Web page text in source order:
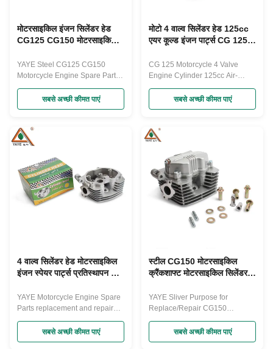
मोटरसाइकिल इंजन सिलेंडर हेड
CG125 CG150 मोटरसाइकिल
YAYE Steel CG125 CG150
Motorcycle Engine Spare Parts
Cylinder Head for High
Reliability Motorcycle parts
replacement The motorcycle
key functions: Enclosing and
sealing the combustion
seals and covers the top of the
engine cylinder block, ...
सबसे अच्छी कीमत पाएं
मोटो 4 वाल्व सिलेंडर हेड 125cc
एयर कूल्ड इंजन पार्ट्स CG 125
CG 125 Motorcycle 4 Valve
Engine Cylinder 125cc Air-
cooled Engine Parts for
Replacement The motorcycle
cylinder sleeve refers to a
engine cylinder block, typically
used to repair or replace heavily
worn engine cylinders. Its
primary function is to provide a
new inner ...
सबसे अच्छी कीमत पाएं
4 वाल्व सिलेंडर हेड मोटरसाइकिल
इंजन स्पेयर पार्ट्स प्रतिस्थापन होंडा
YAYE Motorcycle Engine Spare
Parts replacement and repair
Honda CG125 CG150 4valve
Cylinder Head Guaranteed The
motorcycle cylinder head is an
सबसे अच्छी कीमत पाएं
स्टील CG150 मोटरसाइकिल
क्रैंकशाफ्ट मोटरसाइकिल सिलेंडर
YAYE Sliver Purpose for
Replace/Repair CG150
Motorcycle Cylinder Head
Assembly Assembly The
complete cylinder head
सबसे अच्छी कीमत पाएं